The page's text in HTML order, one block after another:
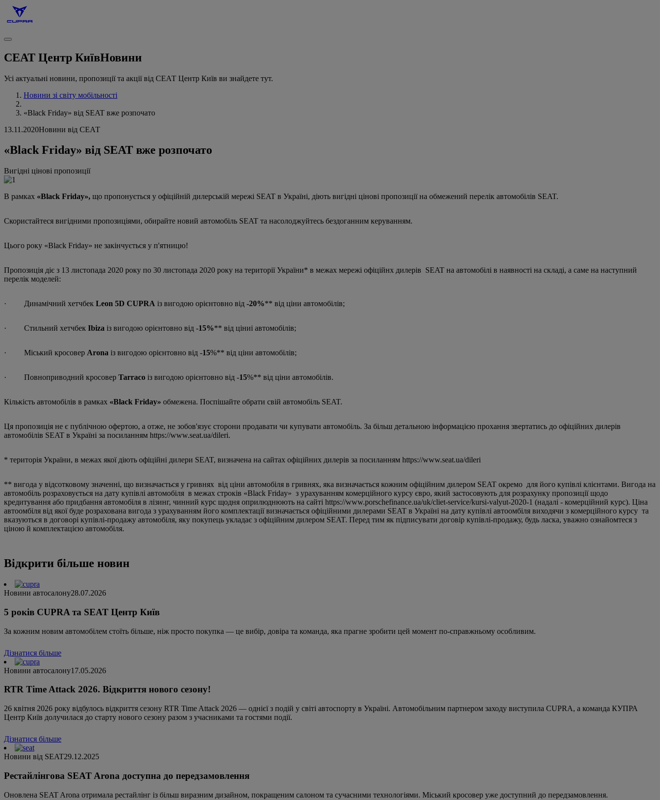
СЕАТ Центр КиївНовини
Усі актуальні новини, пропозиції та акції від СЕАТ Центр Київ ви знайдете тут.
Новини зі світу мобільності
«Black Friday» від SEAT вже розпочато
13.11.2020Новини від СЕАТ
«Black Friday» від SEAT вже розпочато
Вигідні цінові пропозиції
В рамках «Black Friday», що пропонується у офіційній дилерській мережі SEAT в Україні, діють вигідні цінові пропозиції на обмежений перелік автомобілів SEAT.
Скористайтеся вигідними пропозиціями, обирайте новий автомобіль SEAT та насолоджуйтесь бездоганним керуванням.
Цього року «Black Friday» не закінчується у п'ятницю!
Пропозиція діє з 13 листопада 2020 року по 30 листопада 2020 року на території України* в межах мережі офіційнх дилерів SEAT на автомобілі в наявності на складі, а саме на наступний
перелік моделей:
· Динамічний хетчбек Leon 5D CUPRA із вигодою орієнтовно від -20%** від ціни автомобілів;
· Стильний хетчбек Ibiza із вигодою орієнтовно від -15%** від ціниі автомобілів;
· Міський кросовер Arona із вигодою орієнтовно від -15%** від ціни автомобілів;
· Повноприводний кросовер Tarraco із вигодою орієнтовно від -15%** від ціни автомобілів.
Кількість автомобілів в рамках «Black Friday» обмежена. Поспішайте обрати свій автомобіль SEAT.
Ця пропозиція не є публічною офертою, а отже, не зобов'язує сторони продавати чи купувати автомобіль. За більш детальною інформацією прохання звертатись до офіційних дилерів
автомобілів SEAT в Україні за посиланням https://www.seat.ua/dileri.
* територія України, в межах якої діють офіційні дилери SEAT, визначена на сайтах офіційних дилерів за посиланням https://www.seat.ua/dileri
** вигода у відсотковому значенні, що визначається у гривнях від ціни автомобіля в гривнях, яка визначається кожним офіційним дилером SEAT окремо для його купівлі клієнтами. Вигода на
автомобіль розраховується на дату купівлі автомобіля в межах строків «Black Friday» з урахуванням комерційного курсу євро, який застосовують для розрахунку пропозиції щодо
кредитування або придбання автомобіля в лізинг, чинний курс щодня оприлюднюють на сайті https://www.porschefinance.ua/uk/cliet-service/kursi-valyut-2020-1 (надалі - комерційний курс). Ціна
автоомбіля від якої буде розрахована вигода з урахуванням його комплектації визначається офіційними дилерами SEAT в Україні на дату купівлі автоомбіля виходячи з комерційного курсу та
вказуються в договорі купівлі-продажу автомобіля, яку покупець укладає з офіційним дилером SEAT. Перед тим як підписувати договір купівлі-продажу, будь ласка, уважно ознайомтеся з
ціною й комплектацією автомобіля.
Відкрити більше новин
Новини автосалону28.07.2026
5 років CUPRA та SEAT Центр Київ
За кожним новим автомобілем стоїть більше, ніж просто покупка — це вибір, довіра та команда, яка прагне зробити цей момент по-справжньому особливим.
Дізнатися більше
Новини автосалону17.05.2026
RTR Time Attack 2026. Відкриття нового сезону!
26 квітня 2026 року відбулось відкриття сезону RTR Time Attack 2026 — однієї з подій у світі автоспорту в Україні. Автомобільним партнером заходу виступила CUPRA, а команда КУПРА
Центр Київ долучилася до старту нового сезону разом з учасниками та гостями події.
Дізнатися більше
Новини від SEAT29.12.2025
Рестайлінгова SEAT Arona доступна до передзамовлення
Оновлена SEAT Arona отримала рестайлінг із більш виразним дизайном, покращеним салоном та сучасними технологіями. Міський кросовер уже доступний до передзамовлення.